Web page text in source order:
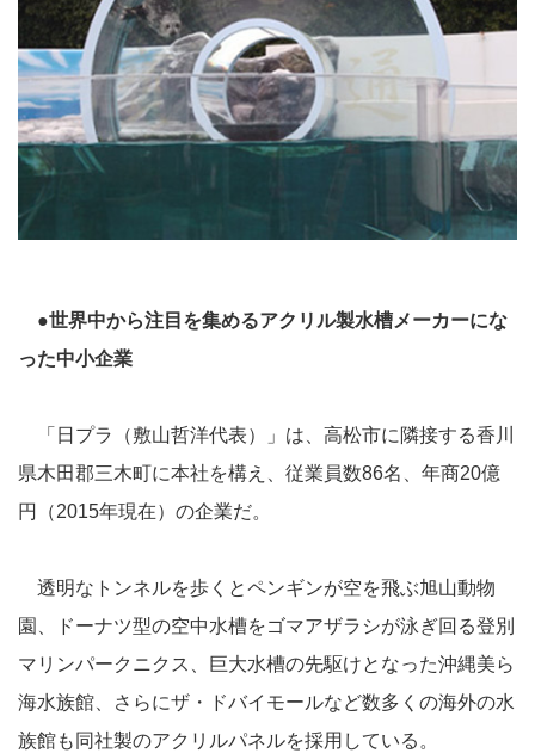
●世界中から注目を集めるアクリル製水槽メーカーにな
った中小企業
「日プラ（敷山哲洋代表）」は、高松市に隣接する香川
県木田郡三木町に本社を構え、従業員数86名、年商20億
円（2015年現在）の企業だ。
透明なトンネルを歩くとペンギンが空を飛ぶ旭山動物
園、ドーナツ型の空中水槽をゴマアザラシが泳ぎ回る登別
マリンパークニクス、巨大水槽の先駆けとなった沖縄美ら
海水族館、さらにザ・ドバイモールなど数多くの海外の水
族館も同社製のアクリルパネルを採用している。